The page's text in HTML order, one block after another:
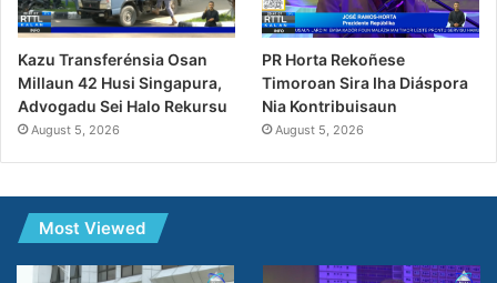
Kazu Transferénsia Osan
Millaun 42 Husi Singapura,
Advogadu Sei Halo Rekursu
August 5, 2026
PR Horta Rekoñese
Timoroan Sira Iha Diáspora
Nia Kontribuisaun
August 5, 2026
Most Viewed